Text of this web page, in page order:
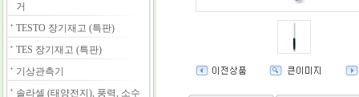
거
TESTO 장기재고 (특판)
TES 장기재고 (특판)
기상관측기
솔라셀 (태양전지), 풍력, 소수